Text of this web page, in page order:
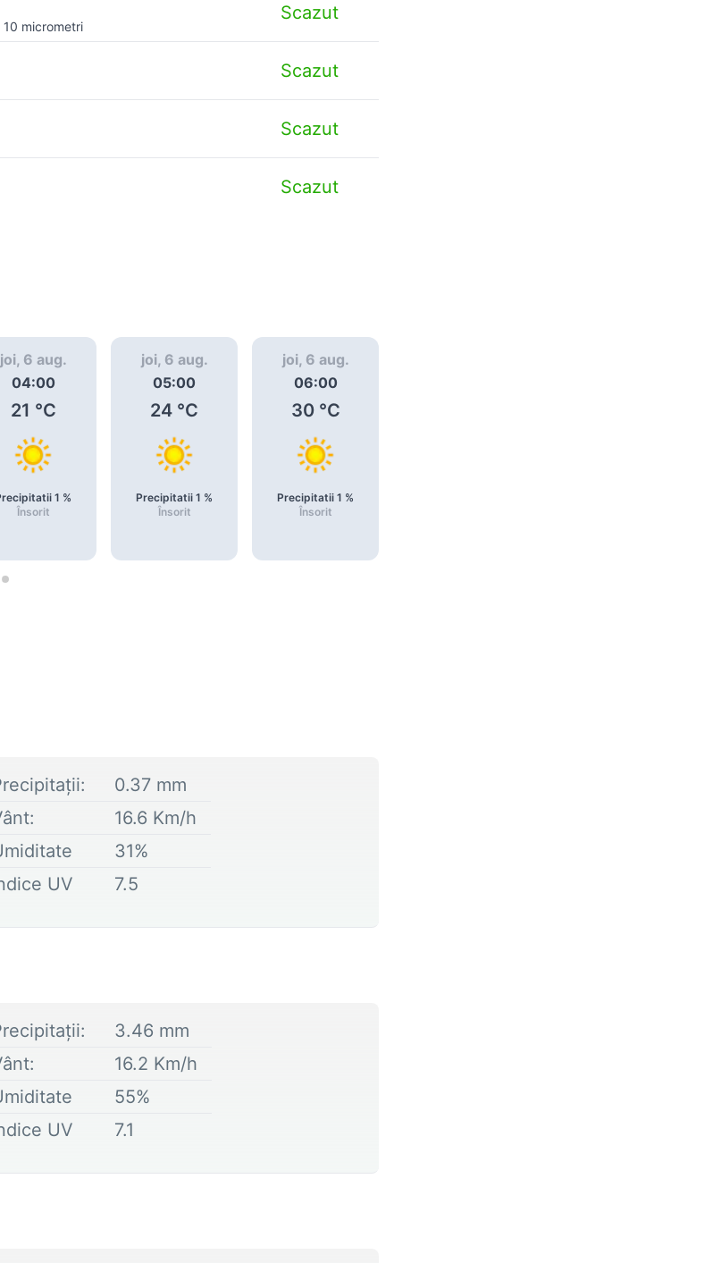
micrometri
Scazut
Scazut
Scazut
Scazut
joi, 6 aug.
04:00
21 °C
1 %
Însorit
joi, 6 aug.
05:00
24 °C
Precipitatii 1 %
Însorit
joi, 6 aug.
06:00
30°C
Precipitatii 1 %
Însorit
0.37 mm
16.6 Km/h
31%
UV
7.5
3.46 mm
16.2 Km/h
55%
UV
7.1